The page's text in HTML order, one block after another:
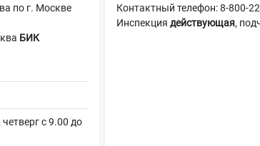
по г. Москве
БИК
с 9.00 до
Контактный телефон: 8-800-
Инспекция действующая,